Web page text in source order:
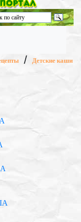
/ Детские каши